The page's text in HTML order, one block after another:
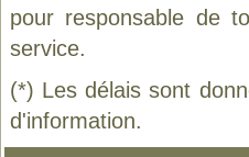
pour responsable de
service.
(*) Les délais sont
d'information.